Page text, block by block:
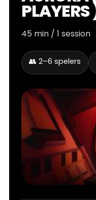
PLAYERS
45 min / 1 session
👥 2–6 spelers